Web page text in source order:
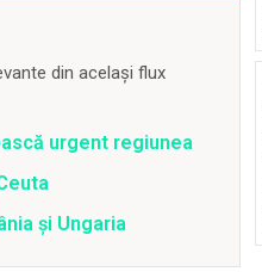
din același flux
urgent regiunea
și Ungaria